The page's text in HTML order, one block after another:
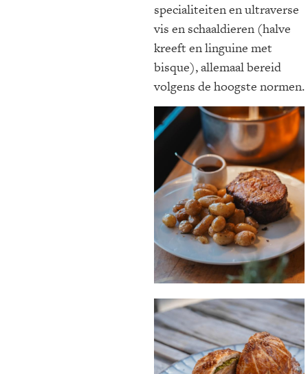
specialiteiten en ultraverse
vis en schaaldieren (halve
kreeft en linguine met
bisque), allemaal bereid
volgens de hoogste normen.